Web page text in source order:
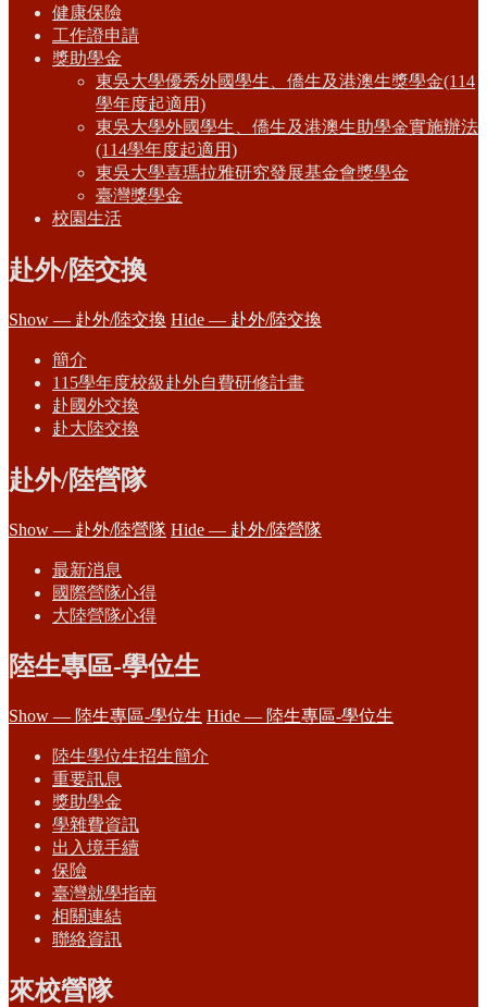
健康保險
工作證申請
獎助學金
東吳大學優秀外國學生、僑生及港澳生獎學金(114
學年度起適用)
東吳大學外國學生、僑生及港澳生助學金實施辦法
(114學年度起適用)
東吳大學喜瑪拉雅研究發展基金會獎學金
臺灣獎學金
校園生活
赴外/陸交換
Show — 赴外/陸交換 Hide — 赴外/陸交換
簡介
115學年度校級赴外自費研修計畫
赴國外交換
赴大陸交換
赴外/陸營隊
Show — 赴外/陸營隊 Hide — 赴外/陸營隊
最新消息
國際營隊心得
大陸營隊心得
陸生專區-學位生
Show — 陸生專區-學位生 Hide — 陸生專區-學位生
陸生學位生招生簡介
重要訊息
獎助學金
學雜費資訊
出入境手續
保險
臺灣就學指南
相關連結
聯絡資訊
來校營隊